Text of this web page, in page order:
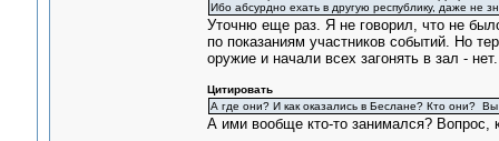
Ибо абсурдно ехать в другую республику, даже не
Уточню еще раз. Я не говорил, что не
по показаниям участников событий. Но
оружие и начали всех загонять в зал -
Цитировать
А где они? И как оказались в Беслане? Кто они? Вы
А ими вообще кто-то занимался?